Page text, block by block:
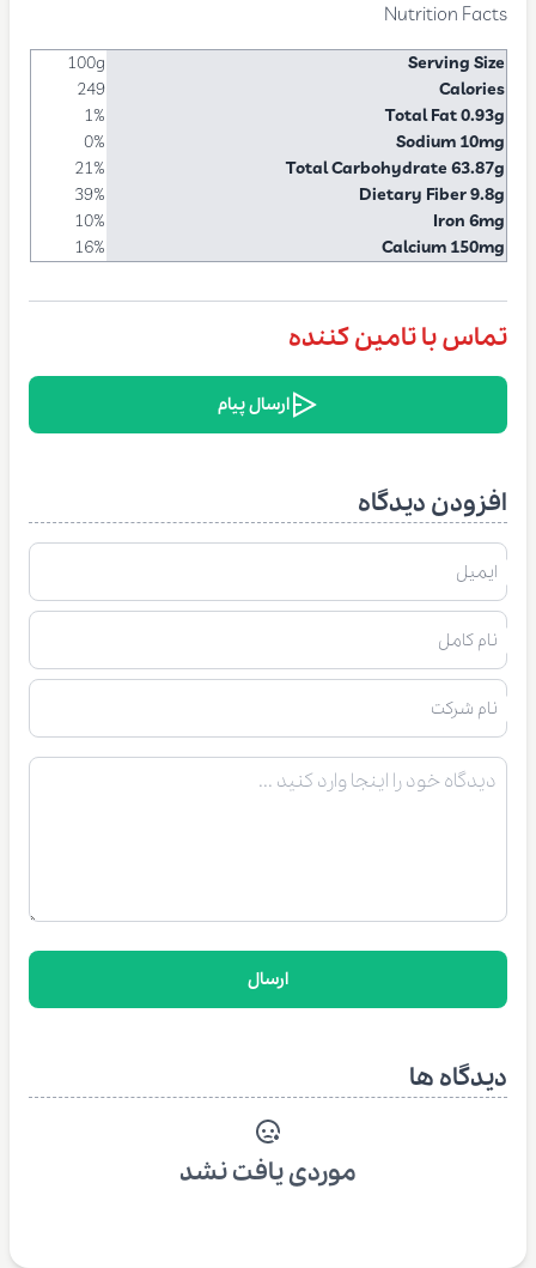
Nutrition Facts
Serving Size
100g
Calories
249
Total Fat 0.93g
1%
Sodium 10mg
0%
Total Carbohydrate 63.87g
21%
Dietary Fiber 9.8g
39%
Iron 6mg
10%
Calcium 150mg
16%
تماس با تامین کننده
ارسال پیام
افزودن دیدگاه
ایمیل
نام کامل
نام شرکت
ارسال
دیدگاه ها
موردی یافت نشد